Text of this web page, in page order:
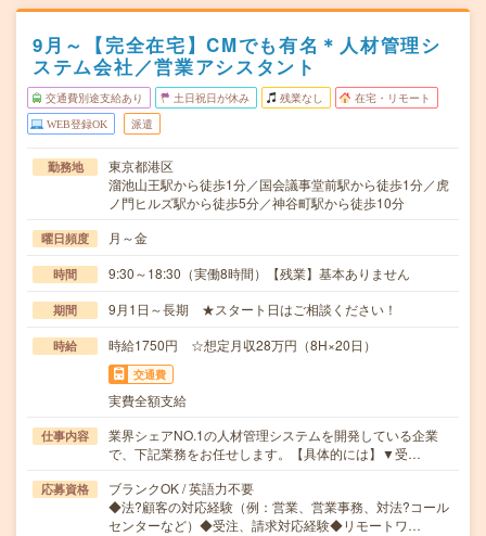
9月～【完全在宅】CMでも有名＊人材管理シ
ステム会社／営業アシスタント
交通費別途支給あり 土日祝日が休み 残業なし 在宅・リモート
WEB登録OK 派遣
勤務地
東京都港区
溜池山王駅から徒歩1分／国会議事堂前駅から徒歩1分／虎
ノ門ヒルズ駅から徒歩5分／神谷町駅から徒歩10分
曜日頻度 月～金
時間 9:30～18:30（実働8時間）【残業】基本ありません
期間 9月1日～長期 ★スタート日はご相談ください！
時給 時給1750円 ☆想定月収28万円（8H×20日）
交通費
実費全額支給
仕事内容
業界シェアNO.1の人材管理システムを開発している企業
で、下記業務をお任せします。【具体的には】▼受…
応募資格
ブランクOK / 英語力不要
◆法?顧客の対応経験（例：営業、営業事務、対法?コール
センターなど）◆受注、請求対応経験◆リモートワ…